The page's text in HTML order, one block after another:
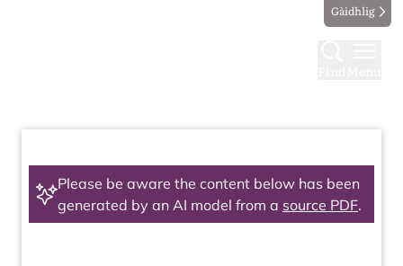
Gàidhlig
Please be aware the content below has been
generated by an AI model from a source PDF.